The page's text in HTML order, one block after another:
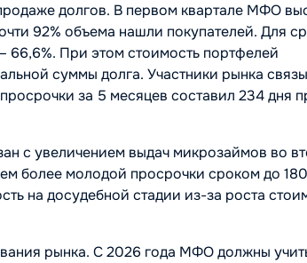
долгов. В первом квартале МФО
92% объема нашли покупателей. Для
66,6%. При этом стоимость портфелей
суммы долга. Участники рынка
за 5 месяцев составил 234 дня
с увеличением выдач микрозаймов во
более молодой просрочки сроком до
на досудебной стадии из-за роста
рынка. С 2026 года МФО должны